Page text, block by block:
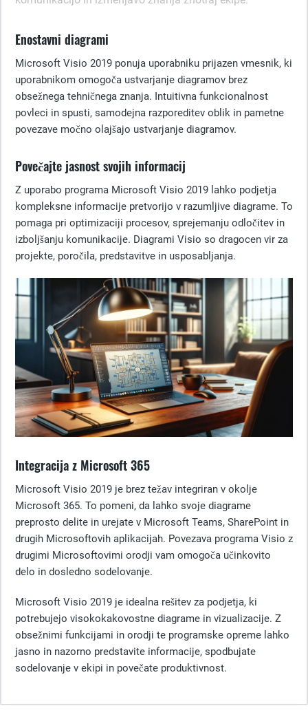
Enostavni diagrami
Microsoft Visio 2019 ponuja uporabniku prijazen vmesnik, ki
uporabnikom omogoča ustvarjanje diagramov brez
obsežnega tehničnega znanja. Intuitivna funkcionalnost
povleci in spusti, samodejna razporeditev oblik in pametne
povezave močno olajšajo ustvarjanje diagramov.
Povečajte jasnost svojih informacij
Z uporabo programa Microsoft Visio 2019 lahko podjetja
kompleksne informacije pretvorijo v razumljive diagrame. To
pomaga pri optimizaciji procesov, sprejemanju odločitev in
izboljšanju komunikacije. Diagrami Visio so dragocen vir za
projekte, poročila, predstavitve in usposabljanja.
Integracija z Microsoft 365
Microsoft Visio 2019 je brez težav integriran v okolje
Microsoft 365. To pomeni, da lahko svoje diagrame
preprosto delite in urejate v Microsoft Teams, SharePoint in
drugih Microsoftovih aplikacijah. Povezava programa Visio z
drugimi Microsoftovimi orodji vam omogoča učinkovito
delo in dosledno sodelovanje.
Microsoft Visio 2019 je idealna rešitev za podjetja, ki
potrebujejo visokokakovostne diagrame in vizualizacije. Z
obsežnimi funkcijami in orodji te programske opreme lahko
jasno in nazorno predstavite informacije, spodbujate
sodelovanje v ekipi in povečate produktivnost.